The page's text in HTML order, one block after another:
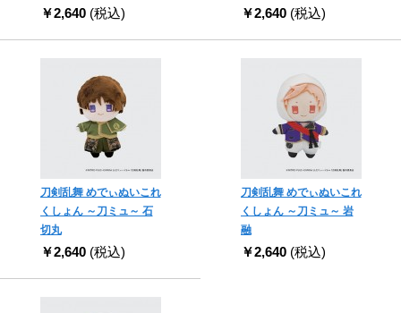
￥2,640 (税込) ￥2,640 (税込)
刀剣乱舞 めでぃぬいこれ
くしょん ～刀ミュ～ 石
切丸
￥2,640 (税込)
刀剣乱舞 めでぃぬいこれ
くしょん ～刀ミュ～ 岩
融
￥2,640 (税込)